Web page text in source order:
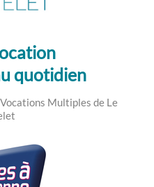
quotidien
Multiples de Le